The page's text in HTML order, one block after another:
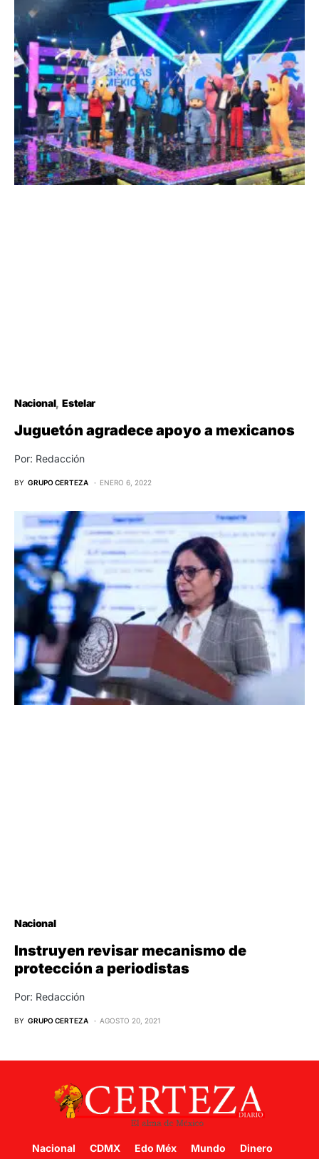
Nacional Estelar
Juguetón agradece apoyo a mexicanos
Por: Redacción
BY GRUPO CERTEZA ENERO 6, 2022
Nacional
Instruyen revisar mecanismo de
protección a periodistas
Por: Redacción
BY GRUPO CERTEZA AGOSTO 20, 2021
Nacional CDMX Edo Méx Mundo Dinero